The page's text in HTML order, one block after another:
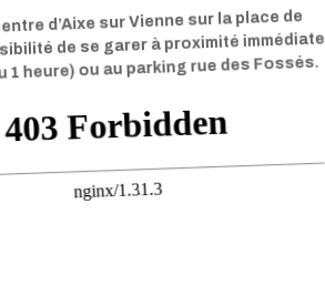
d’Aixe sur Vienne sur la place de
de se garer à proximité immédiate
1 heure) ou au parking rue des Fossés.